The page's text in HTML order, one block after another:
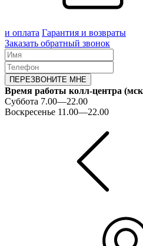
и оплата Гарантия и возвраты
Заказать обратный звонок
ПЕРЕЗВОНИТЕ МНЕ
Время работы колл-центра
Суббота 7.00—22.00
Воскресенье 11.00—22.00